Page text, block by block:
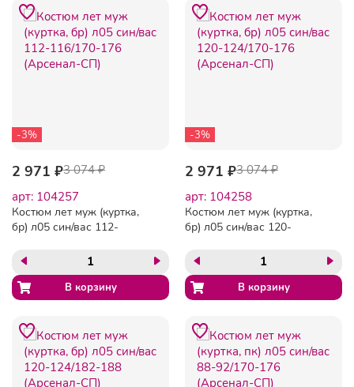
-3%
2 971 ₽3 074 ₽
арт: 104257
Костюм лет муж (куртка,
бр) л05 син/вас 112-
-3%
2 971 ₽3 074 ₽
арт: 104258
Костюм лет муж (куртка,
бр) л05 син/вас 120-